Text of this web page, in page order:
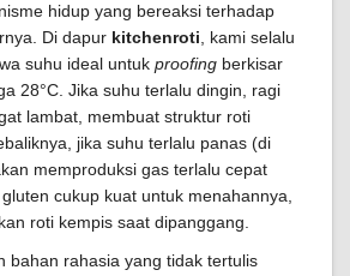
hidup yang bereaksi terhadap
Di dapur kitchenroti , kami selalu
suhu ideal untuk proofing berkisar
28°C. Jika suhu terlalu dingin, ragi
lambat, membuat struktur roti
jika suhu terlalu panas (di
memproduksi gas terlalu cepat
cukup kuat untuk menahannya,
roti kempis saat dipanggang.
bahan rahasia yang tidak tertulis